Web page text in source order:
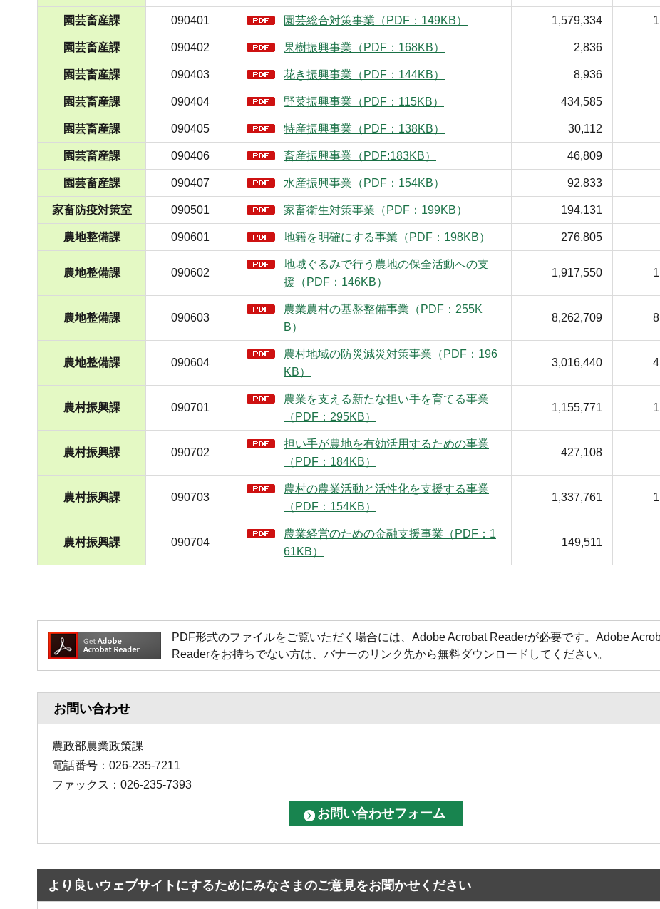
園芸畜産課 090401 園芸総合対策事業（PDF：149KB） 1,579,334
園芸畜産課 090402 果樹振興事業（PDF：168KB） 2,836
園芸畜産課 090403 花き振興事業（PDF：144KB） 8,936
園芸畜産課 090404 野菜振興事業（PDF：115KB） 434,585
園芸畜産課 090405 特産振興事業（PDF：138KB） 30,112
園芸畜産課 090406 畜産振興事業（PDF:183KB） 46,809
園芸畜産課 090407 水産振興事業（PDF：154KB） 92,833
家畜防疫対策室 090501 家畜衛生対策事業（PDF：199KB） 194,131
農地整備課 090601 地籍を明確にする事業（PDF：198KB） 276,805
農地整備課 090602
地域ぐるみで行う農地の保全活動への支
援（PDF：146KB）
1,917,550
農地整備課 090603
農業農村の基盤整備事業（PDF：255K
B）
8,262,709
農地整備課 090604
農村地域の防災減災対策事業（PDF：196
KB）
3,016,440
農村振興課 090701
農業を支える新たな担い手を育てる事業
（PDF：295KB）
1,155,771
農村振興課 090702
担い手が農地を有効活用するための事業
（PDF：184KB）
427,108
農村振興課 090703
農村の農業活動と活性化を支援する事業
（PDF：154KB）
1,337,761
農村振興課 090704
農業経営のための金融支援事業（PDF：1
61KB）
149,511
PDF形式のファイルをご覧いただく場合には、Adobe Acrobat Readerが必要です。Adobe
Readerをお持ちでない方は、バナーのリンク先から無料ダウンロードしてください。
お問い合わせ
農政部農業政策課
電話番号：026-235-7211
ファックス：026-235-7393
より良いウェブサイトにするためにみなさまのご意見をお聞かせください